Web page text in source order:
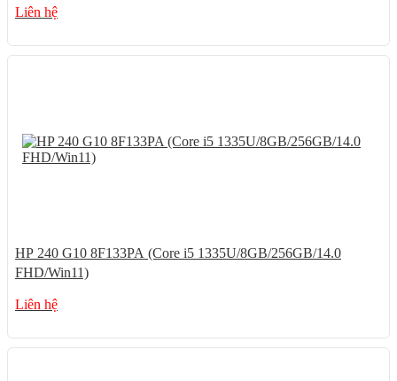
Liên hệ
HP 240 G10 8F133PA (Core i5 1335U/8GB/256GB/14.0
FHD/Win11)
Liên hệ